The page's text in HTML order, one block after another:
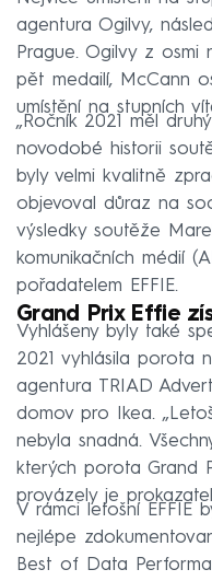
agentura Ogilvy,
Prague. Ogilvy z osmi
pět medailí, McCann
umístění na stupních
„Ročník 2021 měl
novodobé historii
byly velmi kvalitně
objevoval důraz na
výsledky soutěže
komunikačních médií
pořadatelem EFFIE.
Grand Prix Effie
Vyhlášeny byly také
2021 vyhlásila porota
agentura TRIAD
domov pro Ikea.
nebyla snadná.
kterých porota Grand
provázely je
V rámci letošní EFFIE
nejlépe
Best of Data